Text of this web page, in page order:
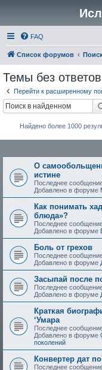
FAQ
Список форумов
Темы без ответов
Перейти к расширенному
Найдено более 1000
О
истине
Последнее
Добавлено в форуме
Как понимать
блюда»?
Последнее
Добавлено в форуме
Боль от грехов
Последнее
Добавлено в форуме
Засыпай после
Последнее
Добавлено в форуме
Краткая
‘Умара
Последнее
Добавлено в форуме
поколений
Конвертер дат
Последнее